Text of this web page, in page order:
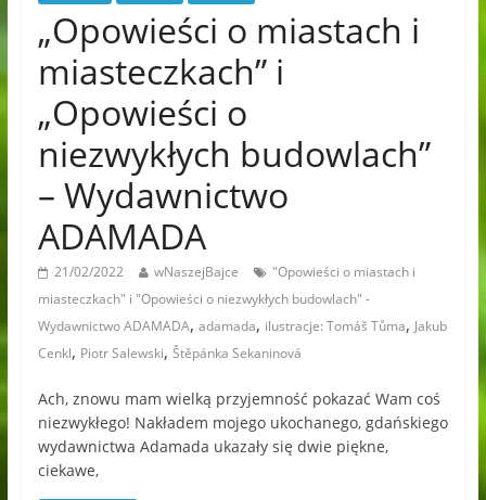
„Opowieści o miastach i
miasteczkach” i
„Opowieści o
niezwykłych budowlach”
– Wydawnictwo
ADAMADA
21/02/2022 wNaszejBajce
"Opowieści o miastach i
miasteczkach" i "Opowieści o niezwykłych budowlach" -
Wydawnictwo ADAMADA, adamada, ilustracje: Tomáš Tůma, Jakub
Cenkl, Piotr Salewski, Štěpánka Sekaninová
Ach, znowu mam wielką przyjemność pokazać Wam coś
niezwykłego! Nakładem mojego ukochanego, gdańskiego
wydawnictwa Adamada ukazały się dwie piękne,
ciekawe,